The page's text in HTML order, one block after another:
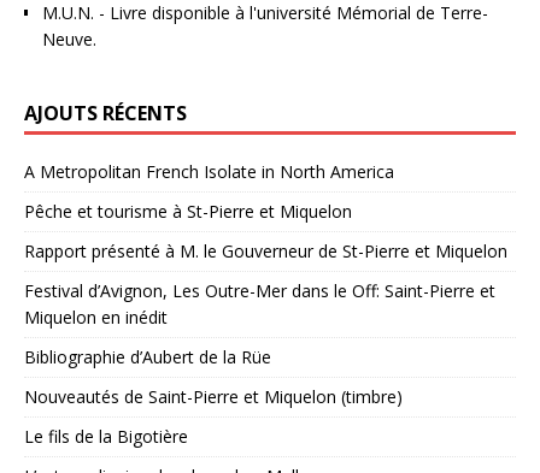
M.U.N. - Livre disponible à l'université Mémorial de Terre-
Neuve.
AJOUTS RÉCENTS
A Metropolitan French Isolate in North America
Pêche et tourisme à St-Pierre et Miquelon
Rapport présenté à M. le Gouverneur de St-Pierre et Miquelon
Festival d’Avignon, Les Outre-Mer dans le Off: Saint-Pierre et
Miquelon en inédit
Bibliographie d’Aubert de la Rüe
Nouveautés de Saint-Pierre et Miquelon (timbre)
Le fils de la Bigotière